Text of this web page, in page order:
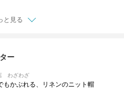
と見る
ー
わざわざ
もかぶれる、リネンのニット帽